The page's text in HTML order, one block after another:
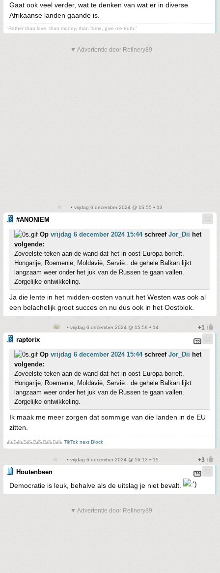
Gaat ook veel verder, wat te denken van wat er in diverse
Afrikaanse landen gaande is.
“Rather than love, than money, than fame, give me truth.”
▼ Advertentie door Refinery89
• vrijdag 6 december 2024 @ 15:55 • 13
#ANONIEM
Op vrijdag 6 december 2024 15:44schreef Jor_Dii het
volgende:
Zoveelste teken aan de wand dat het in oost Europa borrelt.
Hongarije, Roemenië, Moldavië, Servië.. de gehele Balkan lijkt
langzaam weer onder het juk van de Russen te gaan vallen.
Zorgelijke ontwikkeling.
Ja die lente in het midden-oosten vanuit het Westen was ook al
een belachelijk groot succes en nu dus ook in het Oostblok.
• vrijdag 6 december 2024 @ 15:59 • 14
raptorix
Op vrijdag 6 december 2024 15:44schreef Jor_Dii het
volgende:
Zoveelste teken aan de wand dat het in oost Europa borrelt.
Hongarije, Roemenië, Moldavië, Servië.. de gehele Balkan lijkt
langzaam weer onder het juk van de Russen te gaan vallen.
Zorgelijke ontwikkeling.
Ik maak me meer zorgen dat sommige van die landen in de EU
zitten.
🕰️₿🕰️₿🕰️₿🕰️₿🕰️₿🕰️ TikTok next Block
• vrijdag 6 december 2024 @ 16:13 • 15
Houtenbeen
Democratie is leuk, behalve als de uitslag je niet bevalt.
▼ Advertentie door Refinery89